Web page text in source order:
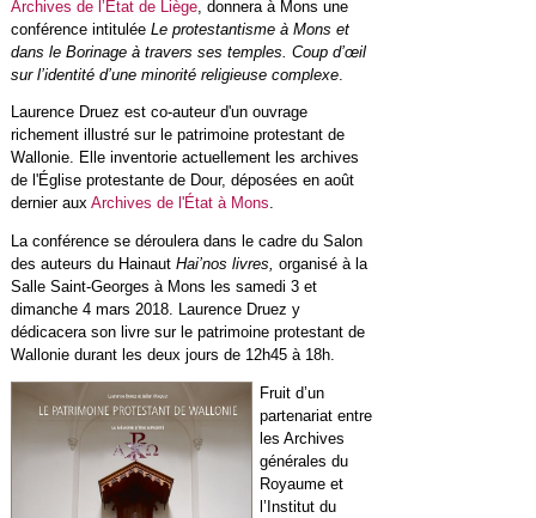
Archives de l’État de Liège, donnera à Mons une
conférence intitulée Le protestantisme à Mons et
dans le Borinage à travers ses temples. Coup d’œil
sur l’identité d’une minorité religieuse complexe.
Laurence Druez est co-auteur d'un ouvrage
richement illustré sur le patrimoine protestant de
Wallonie. Elle inventorie actuellement les archives
de l'Église protestante de Dour, déposées en août
dernier aux Archives de l'État à Mons.
La conférence se déroulera dans le cadre du Salon
des auteurs du Hainaut Hai’nos livres, organisé à la
Salle Saint-Georges à Mons les samedi 3 et
dimanche 4 mars 2018. Laurence Druez y
dédicacera son livre sur le patrimoine protestant de
Wallonie durant les deux jours de 12h45 à 18h.
Fruit d’un
partenariat entre
les Archives
générales du
Royaume et
l’Institut du